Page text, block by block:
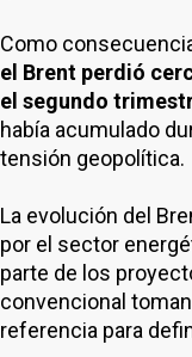
Como
el Brent perdió
el segundo
había acumulado
tensión geopolítica.
La evolución del
por el sector
parte de los
convencional
referencia para